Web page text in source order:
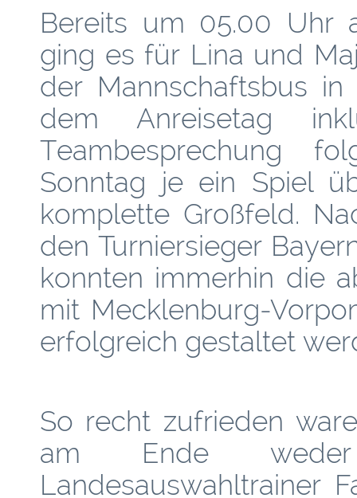
Bereits um 05.00 Uhr
ging es für Lina und
der Mannschaftsbus
dem Anreisetag
Teambesprechung
Sonntag je ein Spiel
komplette Großfeld.
den Turniersieger
konnten immerhin die
mit Mecklenburg-
erfolgreich gestaltet
So recht zufrieden
am Ende
Landesauswahltrainer